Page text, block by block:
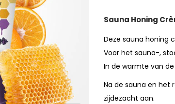
Sauna Honing
Deze sauna honing
Voor het sauna-,
In de warmte van
Na de sauna en het
zijdezacht aan.